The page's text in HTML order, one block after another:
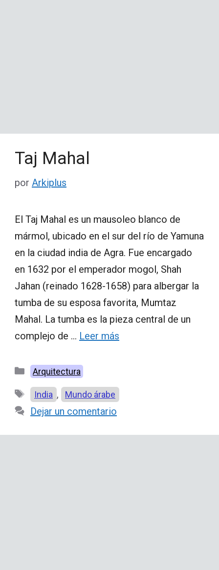
Taj Mahal
por Arkiplus
El Taj Mahal es un mausoleo blanco de
mármol, ubicado en el sur del río de Yamuna
en la ciudad india de Agra. Fue encargado
en 1632 por el emperador mogol, Shah
Jahan (reinado 1628-1658) para albergar la
tumba de su esposa favorita, Mumtaz
Mahal. La tumba es la pieza central de un
complejo de … Leer más
Categorías
Arquitectura
Etiquetas
India , Mundo árabe
Dejar un comentario